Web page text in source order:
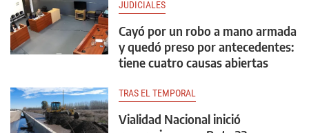
JUDICIALES
Cayó por un robo a mano armada
y quedó preso por antecedentes:
tiene cuatro causas abiertas
TRAS EL TEMPORAL
Vialidad Nacional inició